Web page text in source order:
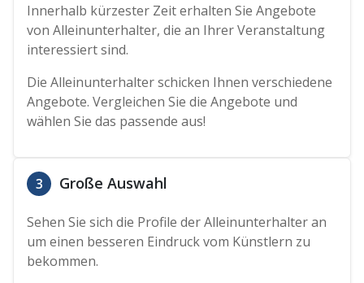
Innerhalb kürzester Zeit erhalten Sie Angebote
von Alleinunterhalter, die an Ihrer Veranstaltung
interessiert sind.
Die Alleinunterhalter schicken Ihnen verschiedene
Angebote. Vergleichen Sie die Angebote und
wählen Sie das passende aus!
3 Große Auswahl
Sehen Sie sich die Profile der Alleinunterhalter an
um einen besseren Eindruck vom Künstlern zu
bekommen.